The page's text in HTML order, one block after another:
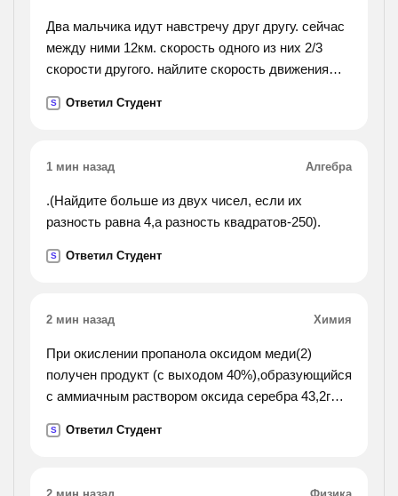
Два мальчика идут навстречу друг другу. сейчас
между ними 12км. скорость одного из них 2/3
скорости другого. найлите скорость движения
встретяться через 1,5
S Ответил Студент
1 мин назад Алгебра
.(Найдите больше из двух чисел, если их
разность равна 4,а разность квадратов-250).
S Ответил Студент
2 мин назад Химия
При окислении пропанола оксидом меди(2)
получен продукт (с выходом 40%),образующийся
с аммиачным раствором оксида серебра 43,2г
S Ответил Студент